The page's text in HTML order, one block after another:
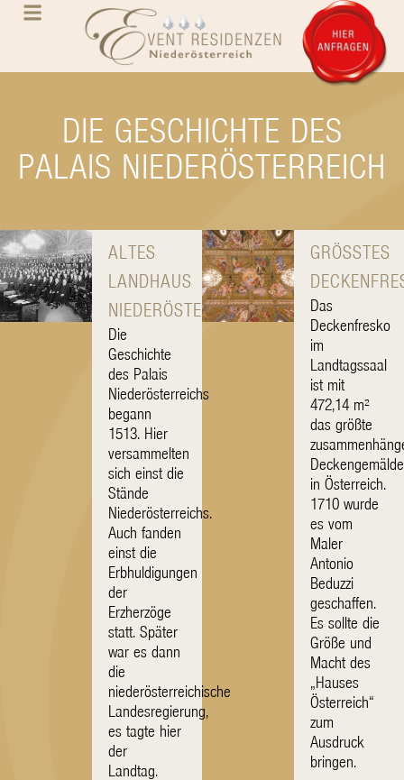
DIE GESCHICHTE DES
PALAIS NIEDERÖSTERREICH
ALTES
LANDHAUS
NIEDERÖSTERREICHS
Die
Geschichte
des Palais
Niederösterreichs
begann
1513. Hier
versammelten
sich einst die
Stände
Niederösterreichs.
Auch fanden
einst die
Erbhuldigungen
der
Erzherzöge
statt. Später
war es dann
die
niederösterreichische
Landesregierung,
es tagte hier
der
Landtag.
GRÖSSTES
Das
Deckenfresko
im
Landtagssaal
ist mit
472,14 m²
das größte
Deckengemälde
in Österreich.
1710 wurde
es vom
Maler
Antonio
Beduzzi
geschaffen.
Es sollte die
Größe und
Macht des
„Hauses
Österreich“
zum
Ausdruck
bringen.